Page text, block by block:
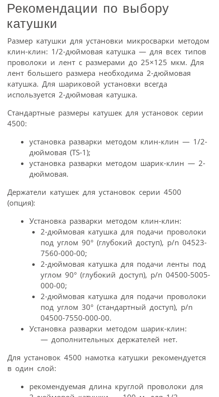
Рекомендации по выбору
катушки
Размер катушки для установки микросварки методом
клин-клин: 1/2-дюймовая катушка — для всех типов
проволоки и лент с размерами до 25×125 мкм. Для
лент большего размера необходима 2-дюймовая
катушка. Для шариковой установки всегда
используется 2-дюймовая катушка.
Стандартные размеры катушек для установок серии
4500:
установка разварки методом клин-клин — 1/2-
дюймовая (TS-1);
установка разварки методом шарик-клин — 2-
дюймовая.
Держатели катушек для установок серии 4500
(опция):
Установка разварки методом клин-клин:
2-дюймовая катушка для подачи проволоки
под углом 90° (глубокий доступ), p/n 04523-
7560-000-00;
2-дюймовая катушка для подачи ленты под
углом 90° (глубокий доступ), p/n 04500-5005-
000-00;
2-дюймовая катушка для подачи проволоки
под углом 30° (стандартный доступ), p/n
04500-7550-000-00.
Установка разварки методом шарик-клин:
— дополнительных держателей нет.
Для установок 4500 намотка катушки рекомендуется
в один слой:
рекомендуемая длина круглой проволоки для